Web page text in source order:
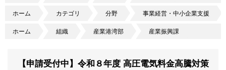
ホーム カテゴリ 分野 事業経営・中小企業支援
ホーム 組織 産業港湾部 産業振興課
【申請受付中】令和８年度 高圧電気料金高騰対策